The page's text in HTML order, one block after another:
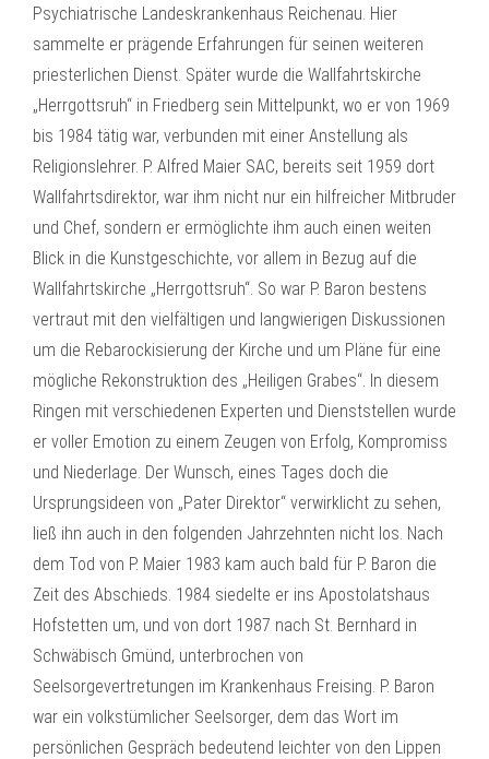
Psychiatrische Landeskrankenhaus Reichenau. Hier
sammelte er prägende Erfahrungen für seinen weiteren
priesterlichen Dienst. Später wurde die Wallfahrtskirche
„Herrgottsruh“ in Friedberg sein Mittelpunkt, wo er von 1969
bis 1984 tätig war, verbunden mit einer Anstellung als
Religionslehrer. P. Alfred Maier SAC, bereits seit 1959 dort
Wallfahrtsdirektor, war ihm nicht nur ein hilfreicher Mitbruder
und Chef, sondern er ermöglichte ihm auch einen weiten
Blick in die Kunstgeschichte, vor allem in Bezug auf die
Wallfahrtskirche „Herrgottsruh“. So war P. Baron bestens
vertraut mit den vielfältigen und langwierigen Diskussionen
um die Rebarockisierung der Kirche und um Pläne für eine
mögliche Rekonstruktion des „Heiligen Grabes“. In diesem
Ringen mit verschiedenen Experten und Dienststellen wurde
er voller Emotion zu einem Zeugen von Erfolg, Kompromiss
und Niederlage. Der Wunsch, eines Tages doch die
Ursprungsideen von „Pater Direktor“ verwirklicht zu sehen,
ließ ihn auch in den folgenden Jahrzehnten nicht los. Nach
dem Tod von P. Maier 1983 kam auch bald für P. Baron die
Zeit des Abschieds. 1984 siedelte er ins Apostolatshaus
Hofstetten um, und von dort 1987 nach St. Bernhard in
Schwäbisch Gmünd, unterbrochen von
Seelsorgevertretungen im Krankenhaus Freising. P. Baron
war ein volkstümlicher Seelsorger, dem das Wort im
persönlichen Gespräch bedeutend leichter von den Lippen